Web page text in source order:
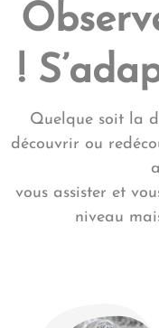
!
Quelque soit la
découvrir ou
vous assister et
niveau